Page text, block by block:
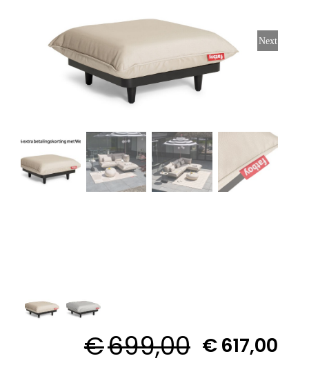
Deck Chairs + voetbanken
Decoratie kussens
Next
€699,00 €617,00